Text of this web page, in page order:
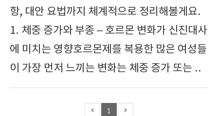
항, 대안 요법까지 체계적으로 정리해볼게요.
1. 체중 증가와 부종 – 호르몬 변화가 신진대사
에 미치는 영향호르몬제를 복용한 많은 여성들
이 가장 먼저 느끼는 변화는 체중 증가 또는 ..
1